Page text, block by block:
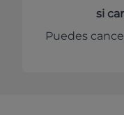
si
Puedes